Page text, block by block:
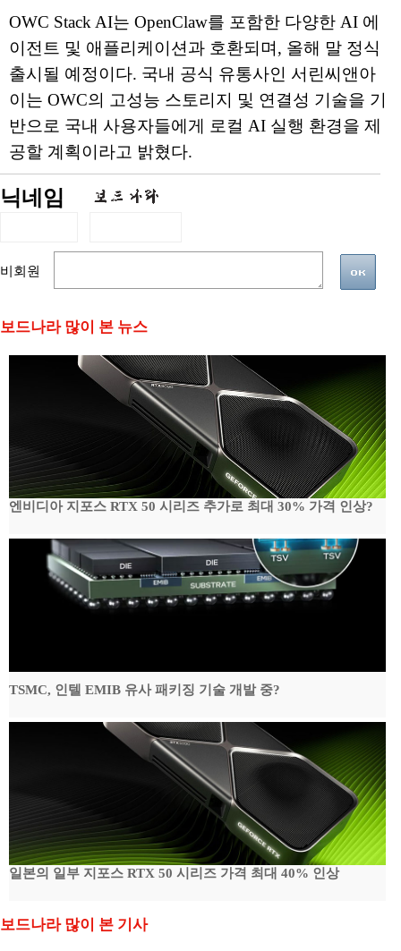
OWC Stack AI는 OpenClaw를 포함한 다양한 AI 에
이전트 및 애플리케이션과 호환되며, 올해 말 정식
출시될 예정이다. 국내 공식 유통사인 서린씨앤아
이는 OWC의 고성능 스토리지 및 연결성 기술을 기
반으로 국내 사용자들에게 로컬 AI 실행 환경을 제
공할 계획이라고 밝혔다.
닉네임
비회원
보드나라 많이 본 뉴스
엔비디아 지포스 RTX 50 시리즈 추가로 최대 30% 가격 인상?
TSMC, 인텔 EMIB 유사 패키징 기술 개발 중?
일본의 일부 지포스 RTX 50 시리즈 가격 최대 40% 인상
보드나라 많이 본 기사